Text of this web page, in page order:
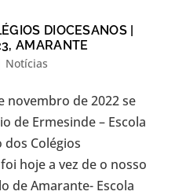
DIOCESANOS |
AMARANTE
Notícias
novembro de 2022 se
de Ermesinde – Escola
dos Colégios
hoje a vez de o nosso
de Amarante- Escola